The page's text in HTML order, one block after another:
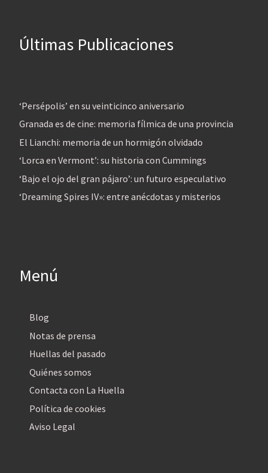
Últimas Publicaciones
‘Persépolis’ en su veinticinco aniversario
Granada es de cine: memoria fílmica de una provincia
El Lianchi: memoria de un hormigón olvidado
‘Lorca en Vermont’: su historia con Cummings
‘Bajo el ojo del gran pájaro’: un futuro especulativo
‘Dreaming Spires IV»: entre anécdotas y misterios
Menú
Blog
Notas de prensa
Huellas del pasado
Quiénes somos
Contacta con La Huella
Política de cookies
Aviso Legal